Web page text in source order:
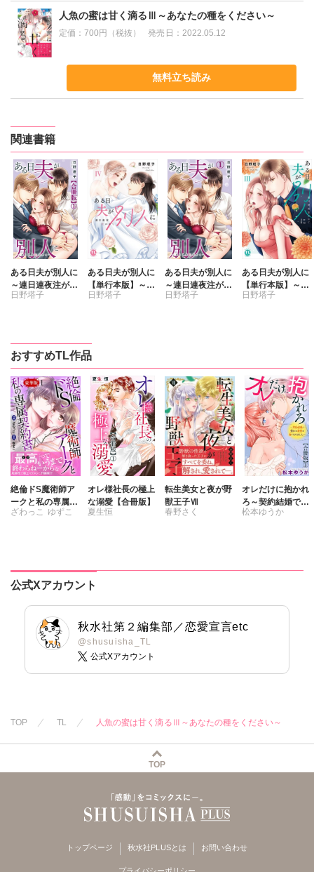
人魚の蜜は甘く滴るⅢ～あなたの種をください～
定価：700円（税抜） 発売日： 2022.05.12
無料立ち読み
関連書籍
ある日夫が別人に
～連日連夜注がれ
て～【合冊版】
日野塔子
ある日夫が別人に
【単行本版】～連
日連夜注がれて～
日野塔子
ある日夫が別人に
～連日連夜注がれ
て～
日野塔子
ある日夫が別人に
【単行本版】～連
日連夜注がれて～
日野塔子
おすすめTL作品
絶倫ドS魔術師ア
ークと私の専属契
約書【豪華版】
ざわっこ ゆずこ
オレ様社長の極上
な溺愛【合冊版】
夏生恒
転生美女と夜が野
獣王子Ⅶ
春野さく
オレだけに抱かれ
ろ～契約結婚で憧
れの教授の妻にな
松本ゆうか
公式Xアカウント
秋水社第２編集部／恋愛宣言etc
@shusuisha_TL
公式Xアカウント
TOP TL 人魚の蜜は甘く滴るⅢ～あなたの種をください～
TOP
トップページ 秋水社PLUSとは お問い合わせ